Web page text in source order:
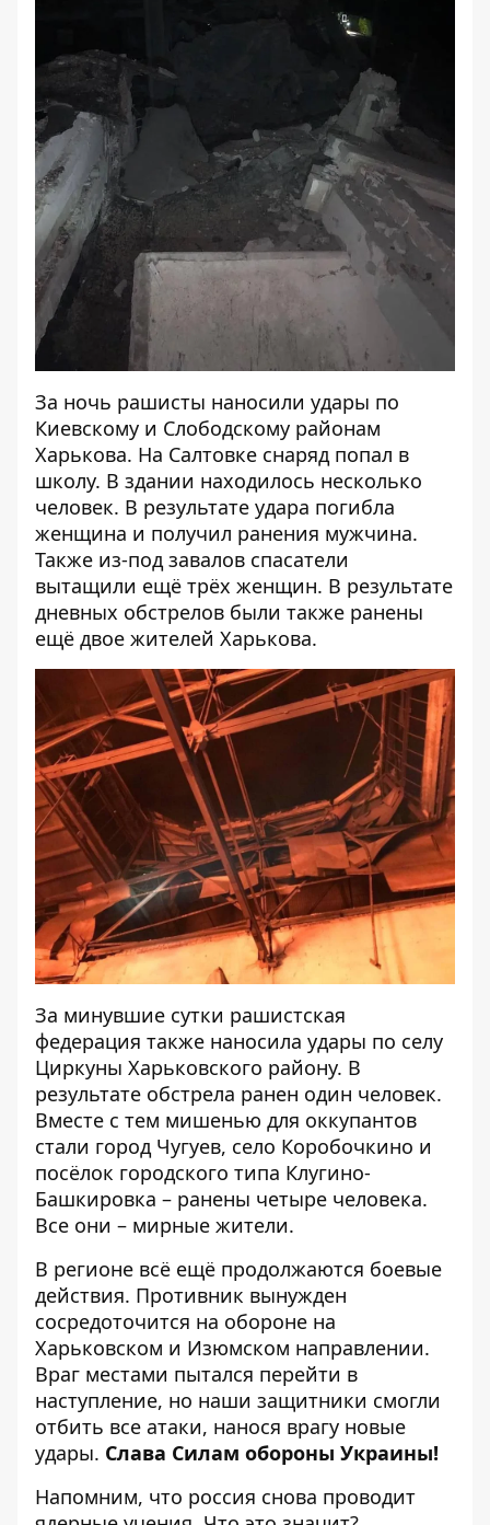
За ночь рашисты наносили удары по
Киевскому и Слободскому районам
Харькова. На Салтовке снаряд попал в
школу. В здании находилось несколько
человек. В результате удара погибла
женщина и получил ранения мужчина.
Также из-под завалов спасатели
вытащили ещё трёх женщин. В результате
дневных обстрелов были также ранены
ещё двое жителей Харькова.
За минувшие сутки рашистская
федерация также наносила удары по селу
Циркуны Харьковского району. В
результате обстрела ранен один человек.
Вместе с тем мишенью для оккупантов
стали город Чугуев, село Коробочкино и
посёлок городского типа Клугино-
Башкировка – ранены четыре человека.
Все они – мирные жители.
В регионе всё ещё продолжаются боевые
действия. Противник вынужден
сосредоточится на обороне на
Харьковском и Изюмском направлении.
Враг местами пытался перейти в
наступление, но наши защитники смогли
отбить все атаки, нанося врагу новые
удары. Слава Силам обороны Украины!
Напомним, что россия снова проводит